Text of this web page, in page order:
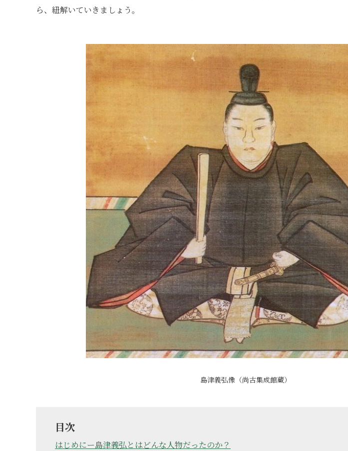
ら、紐解いていきましょう。
島津義弘像（尚古集成館蔵）
目次
はじめにー島津義弘とはどんな人物だったのか？